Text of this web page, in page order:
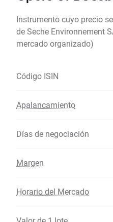
Instrumento cuyo precio
de Seche Environnement
mercado organizado)
Código ISIN
Apalancamiento
Días de negociación
Margen
Horario del Mercado